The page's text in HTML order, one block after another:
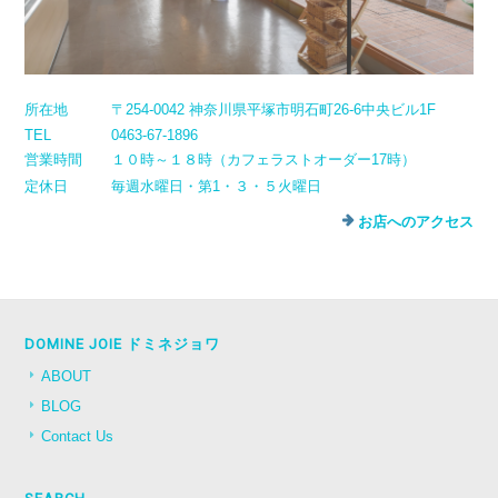
所在地
〒254-0042 神奈川県平塚市明石町26-6中央ビル1F
TEL
0463-67-1896
営業時間
１０時～１８時（カフェラストオーダー17時）
定休日
毎週水曜日・第1・３・５火曜日
お店へのアクセス
DOMINE JOIE ドミネジョワ
ABOUT
BLOG
Contact Us